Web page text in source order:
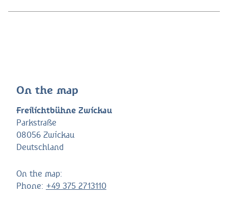
On the map
Freilichtbühne Zwickau
Parkstraße
08056 Zwickau
Deutschland
On the map:
Phone: +49 375 2713110